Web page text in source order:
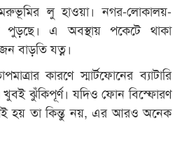
লু হাওয়া। নগর-লোকালয়-
পুড়ছে। এ অবস্থায় পকেটে থাকা
বাড়তি যত্ন।
কারণে স্মার্টফোনের ব্যাটারি
ঝুঁকিপূর্ণ। যদিও ফোন বিস্ফোরণ
হয় তা কিন্তু নয়, এর আরও অনেক